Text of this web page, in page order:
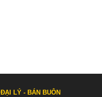
ĐẠI LÝ - BÁN BUÔN